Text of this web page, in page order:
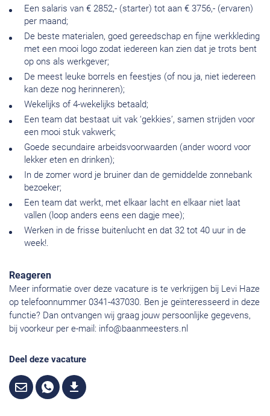
Een salaris van € 2852,- (starter) tot aan € 3756,- (ervaren)
per maand;
De beste materialen, goed gereedschap en fijne werkkleding
met een mooi logo zodat iedereen kan zien dat je trots bent
op ons als werkgever;
De meest leuke borrels en feestjes (of nou ja, niet iedereen
kan deze nog herinneren);
Wekelijks of 4-wekelijks betaald;
Een team dat bestaat uit vak ‘gekkies’, samen strijden voor
een mooi stuk vakwerk;
Goede secundaire arbeidsvoorwaarden (ander woord voor
lekker eten en drinken);
In de zomer word je bruiner dan de gemiddelde zonnebank
bezoeker;
Een team dat werkt, met elkaar lacht en elkaar niet laat
vallen (loop anders eens een dagje mee);
Werken in de frisse buitenlucht en dat 32 tot 40 uur in de
week!.
Reageren
Meer informatie over deze vacature is te verkrijgen bij Levi Haze
op telefoonnummer 0341-437030. Ben je geïnteresseerd in deze
functie? Dan ontvangen wij graag jouw persoonlijke gegevens,
bij voorkeur per e-mail: info@baanmeesters.nl
Deel deze vacature